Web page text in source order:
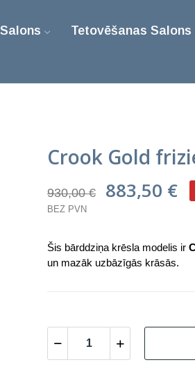
Tetovēšanas Salons
Crook Gold
930,00 € 883,50 €
BEZ PVN
Šis bārddziņa krēsla modelis ir
un mazāk uzbāzīgās krāsās.